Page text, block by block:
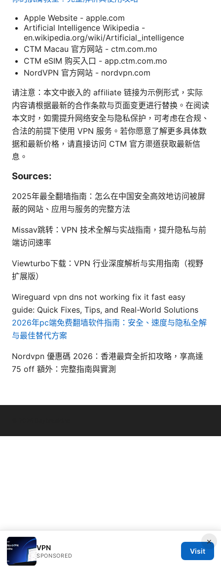
Apple Website - apple.com
Artificial Intelligence Wikipedia -
en.wikipedia.org/wiki/Artificial_intelligence
CTM Macau 官方网站 - ctm.com.mo
CTM eSIM 购买入口 - app.ctm.com.mo
NordVPN 官方网站 - nordvpn.com
请注意：本文中嵌入的 affiliate 链接为示例形式，实际
内容请根据最新的合作条款与页面变更进行替换。在阅读
本文时，如需提升网络安全与隐私保护，可考虑在合规、
合法的前提下使用 VPN 服务。若你愿意了解更多具体数
据和最新价格，请直接访问 CTM 官方渠道获取最新信
息。
Sources:
2025年最全翻墙指南：怎么在中国安全高效地访问被屏
蔽的网站、应用与服务的完整方法
Missav跳转：VPN 技术全解与实战指南，提升隐私与前
端访问速率
Viewturbo下载：VPN 行业深度解析与实用指南（视野
扩展版）
Wireguard vpn dns not working fix it fast easy
guide: Quick Fixes, Tips, and Real-World Solutions
2026年pc端免费翻墙软件指南：安全、速度与隐私全解
与最佳替代方案
Nordvpn 優惠碼 2026：香港最齊全折扣攻略，享高達
75 off 額外：完整指南與實測
×
VPN
SPONSORED
Visit